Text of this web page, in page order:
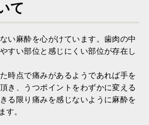
て
い麻酔を心がけています。歯肉の中
すい部位と感じにくい部位が存在し
時点で痛みがあるようであれば手を
き、うつポイントをわずかに変える
る限り痛みを感じないように麻酔を
す。